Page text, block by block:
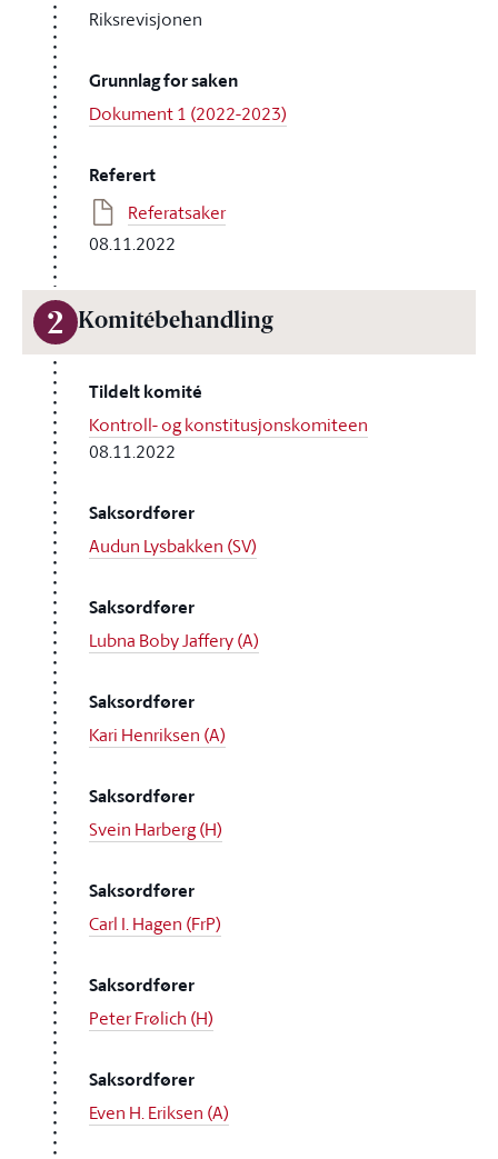
Riksrevisjonen
Grunnlag for saken
Dokument 1 (2022-2023)
Referert
Referatsaker
08.11.2022
2 Komitébehandling
Tildelt komité
Kontroll- og konstitusjonskomiteen
08.11.2022
Saksordfører
Audun Lysbakken (SV)
Saksordfører
Lubna Boby Jaffery (A)
Saksordfører
Kari Henriksen (A)
Saksordfører
Svein Harberg (H)
Saksordfører
Carl I. Hagen (FrP)
Saksordfører
Peter Frølich (H)
Saksordfører
Even H. Eriksen (A)